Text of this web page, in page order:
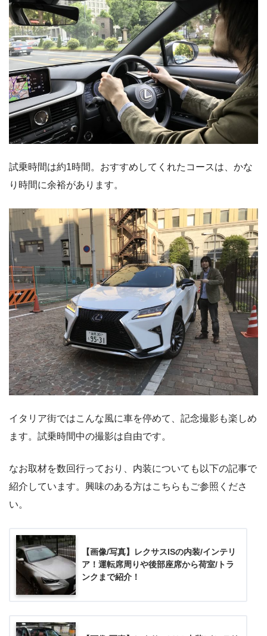
試乗時間は約1時間。おすすめしてくれたコースは、かな
り時間に余裕があります。
イタリア街ではこんな風に車を停めて、記念撮影も楽しめ
ます。試乗時間中の撮影は自由です。
なお取材を数回行っており、内装についても以下の記事で
紹介しています。興味のある方はこちらもご参照くださ
い。
【画像/写真】レクサスISの内装/インテリ
ア！運転席周りや後部座席から荷室/トラ
ンクまで紹介！